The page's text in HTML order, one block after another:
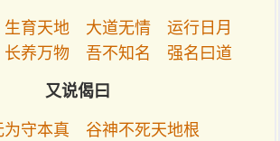
育天地 大道无情 运行日月
养万物 吾不知名 强名曰道
又说偈曰
为守本真 谷神不死天地根